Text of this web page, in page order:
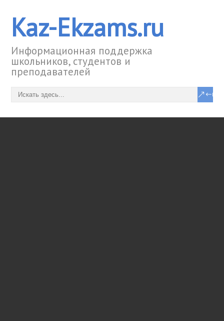
Kaz-Ekzams.ru
Информационная поддержка
школьников, студентов и
преподавателей